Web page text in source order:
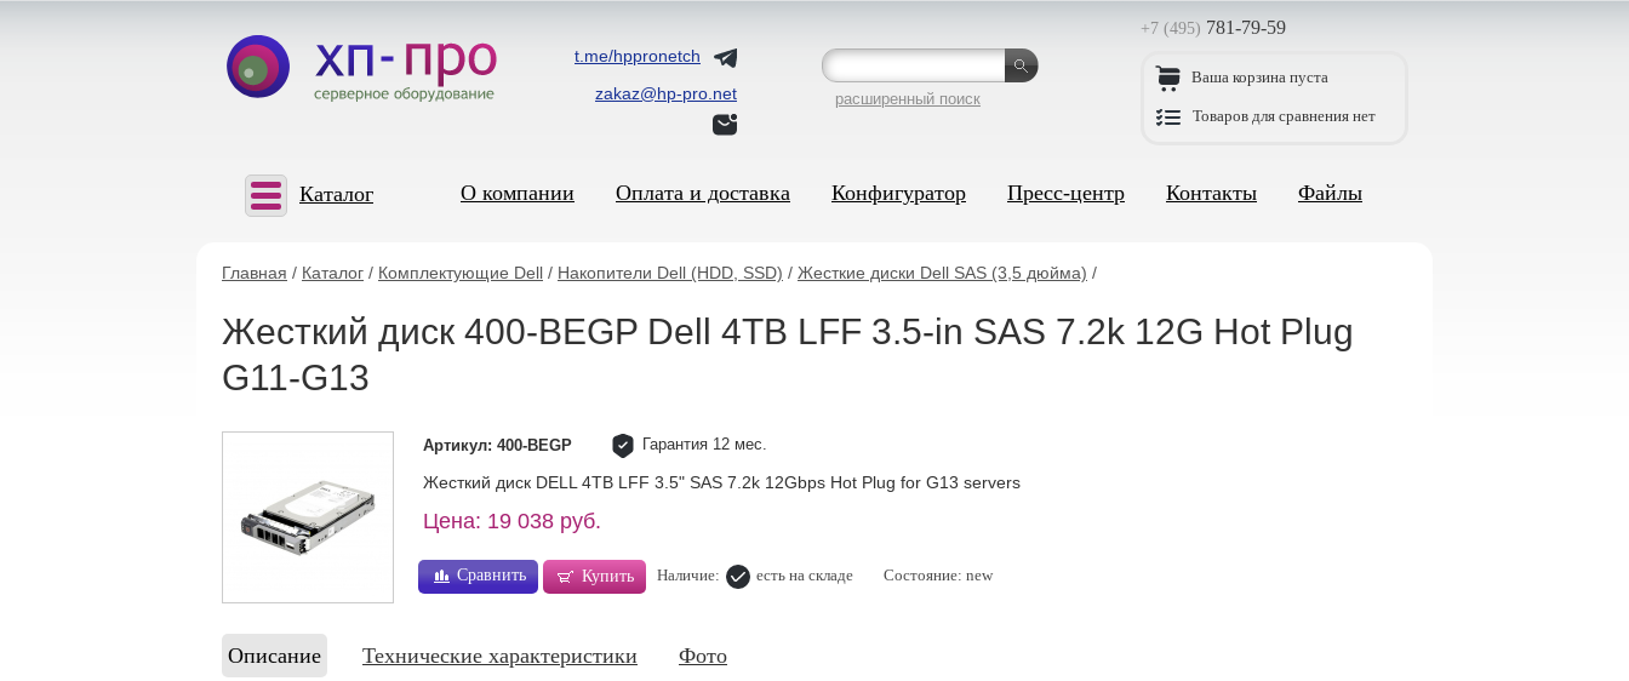
t.me/hppronetch
zakaz@hp-pro.net
расширенный поиск
+7 (495) 781-79-59
Ваша корзина пуста
Товаров для сравнения нет
Каталог О компании Оплата и доставка Конфигуратор Пресс-центр Контакты Файлы
Главная / Каталог / Комплектующие Dell / Накопители Dell (HDD, SSD) / Жесткие диски Dell SAS (3,5 дюйма) /
Жесткий диск 400-BEGP Dell 4TB LFF 3.5-in SAS 7.2k 12G Hot Plug
G11-G13
Артикул: 400-BEGP Гарантия 12 мес.
Жесткий диск DELL 4TB LFF 3.5" SAS 7.2k 12Gbps Hot Plug for G13 servers
Цена: 19 038 руб.
Сравнить Купить Наличие: есть на складе Состояние: new
Описание Технические характеристики Фото